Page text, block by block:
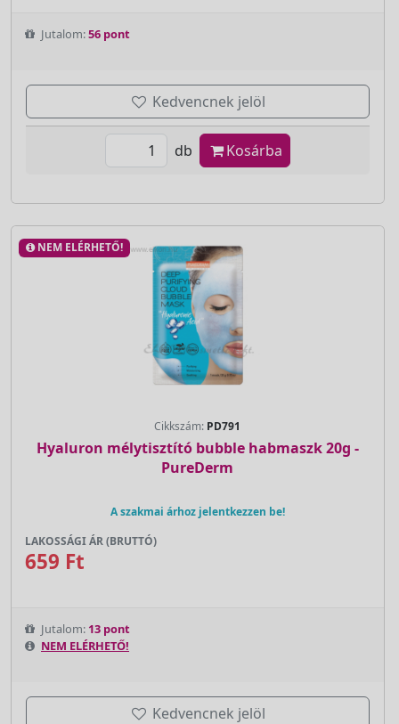
Jutalom:56 pont
Kedvencnek jelöl
db Kosárba
NEM ELÉRHETŐ!
Cikkszám: PD791
Hyaluron mélytisztító bubble habmaszk 20g -
PureDerm
A szakmai árhoz jelentkezzen be!
LAKOSSÁGI ÁR (BRUTTÓ)
659 Ft
Jutalom: 13 pont
NEM ELÉRHETŐ!
Kedvencnek jelöl